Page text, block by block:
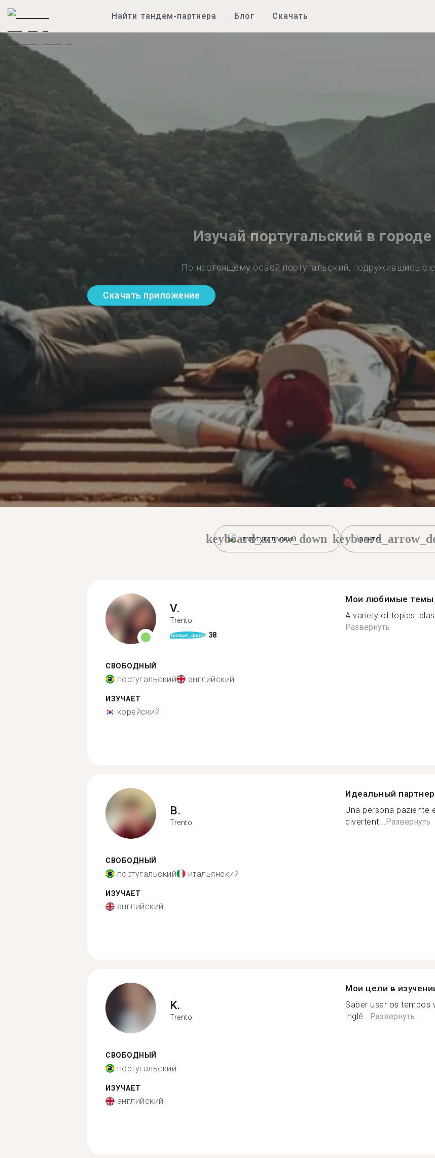
Найти тандем-партнера Блог Скачать
Изучай португальский в
По-настоящему освой португальский, подружившись с
Скачать приложение
португальский
keyboard_arrow_down Тренто
V.
Trento
format_quote 38
СВОБОДНЫЙ
португальский английский
ИЗУЧАЕТ
корейский
Мои любимые темы
A variety of topics:
Развернуть
B.
Trento
СВОБОДНЫЙ
португальский итальянский
ИЗУЧАЕТ
английский
Идеальный
Una persona paziente
divertent...Развернуть
K.
Trento
СВОБОДНЫЙ
португальский
ИЗУЧАЕТ
английский
Мои цели в
Saber usar os tempos
inglê...Развернуть